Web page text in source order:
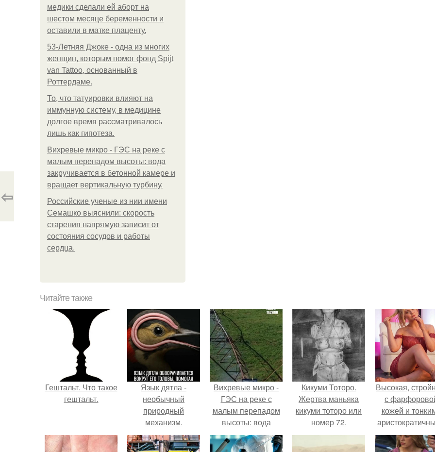
медики сделали ей аборт на
шестом месяце беременности и
оставили в матке плаценту.
53-Летняя Джоке - одна из многих
женщин, которым помог фонд Spijt
van Tattoo, основанный в
Роттердаме.
То, что татуировки влияют на
иммунную систему, в медицине
долгое время рассматривалось
лишь как гипотеза.
Вихревые микро - ГЭС на реке с
малым перепадом высоты: вода
закручивается в бетонной камере и
вращает вертикальную турбину.
Российские ученые из нии имени
Семашко выяснили: скорость
старения напрямую зависит от
состояния сосудов и работы
сердца.
⇦
Читайте также
Гештальт. Что такое
гештальт.
Язык дятла -
необычный
природный
механизм.
Вихревые микро -
ГЭС на реке с
малым перепадом
высоты: вода
закручивается в
бетонной камере и
Кикуми Тоторо.
Жертва маньяка
кикуми тоторо или
номер 72.
Высокая,
с
кожей и
чертами, эль
выглядит так,